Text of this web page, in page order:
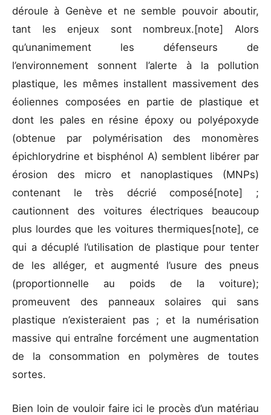
déroule à Genève et ne semble pouvoir aboutir,
tant les enjeux sont nombreux.[note] Alors
qu’unanimement les défenseurs de
l’environnement sonnent l’alerte à la pollution
plastique, les mêmes installent massivement des
éoliennes composées en partie de plastique et
dont les pales en résine époxy ou polyépoxyde
(obtenue par polymérisation des monomères
épichlorydrine et bisphénol A) semblent libérer par
érosion des micro et nanoplastiques (MNPs)
contenant le très décrié composé[note] ;
cautionnent des voitures électriques beaucoup
plus lourdes que les voitures thermiques[note], ce
qui a décuplé l’utilisation de plastique pour tenter
de les alléger, et augmenté l’usure des pneus
(proportionnelle au poids de la voiture);
promeuvent des panneaux solaires qui sans
plastique n’existeraient pas ; et la numérisation
massive qui entraîne forcément une augmentation
de la consommation en polymères de toutes
sortes.
Bien loin de vouloir faire ici le procès d’un matériau